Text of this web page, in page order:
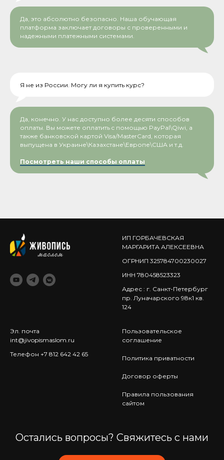
Да, это абсолютно безопасно. Наша обучающая
платформа заключает договоры с проверенными и
надежными платежными системами.
Я не из России. Могу ли я купить курс?
Да, конечно. У нас доступно более десяти способов
оплаты. Вы можете оплатить c помощью PayPal\Qiwi, а
также банковской картой Visa/MasterCard, которая
выпущена в Украине\Казахстане\Европе\США и т.д.
Посмотреть наши способы оплаты
ИП ГОРБАЧЕВСКАЯ
МАРГАРИТА АЛЕКСЕЕВНА
ОГРНИП 325784700230027
ИНН 780458523323
Адрес : г. Санкт-Петербург
пр. Луначарского 98к1 кв.
124
Эл. почта
int@jivopismaslom.ru
Телефон +7 812 642 42 65
Пользовательское
соглашение
Политика приватности
Договор оферты
Правила пользования
сайтом
Остались вопросы? Свяжитесь с нами